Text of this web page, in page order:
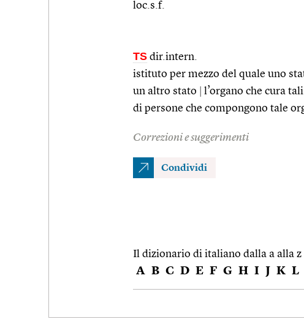
loc.s.f.
TS dir.intern.
istituto per mezzo del quale uno
un altro stato
l’organo che cura
di persone che compongono tale
Correzioni e suggerimenti
Condividi
Il dizionario di italiano dalla a alla z
A B C D E F G H I J K L